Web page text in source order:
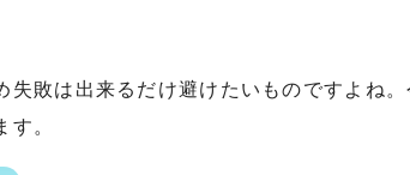
敗は出来るだけ避けたいものですよね
。